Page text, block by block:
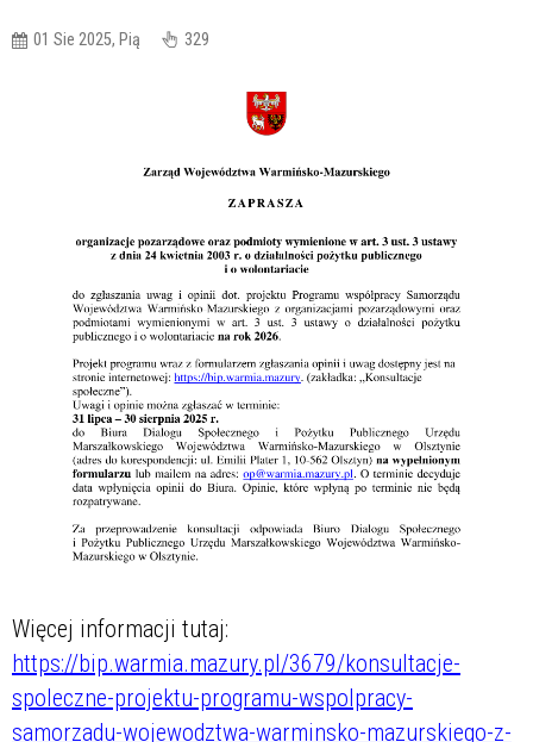
01 Sie 2025, Pią 329
Więcej informacji tutaj:
https://bip.warmia.mazury.pl/3679/konsultacje-
spoleczne-projektu-programu-wspolpracy-
samorzadu-wojewodztwa-warminsko-mazurskiego-z-